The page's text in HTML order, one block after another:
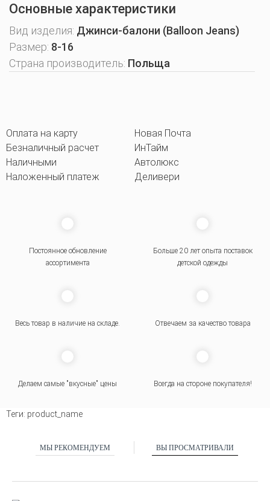
Основные характеристики
Вид изделия: Джинси-балони (Balloon Jeans)
Размер: 8-16
Страна производитель: Польща
Оплата на карту
Безналичный расчет
Наличными
Наложенный платеж
Новая Почта
ИнТайм
Автолюкс
Деливери
Постоянное обновление
ассортимента
Больше 20 лет опыта поставок
детской одежды
Весь товар в наличие на складе. Отвечаем за качество товара
Делаем самые "вкусные" цены Всегда на стороне покупателя!
Теги: product_name
МЫ РЕКОМЕНДУЕМ ВЫ ПРОСМАТРИВАЛИ